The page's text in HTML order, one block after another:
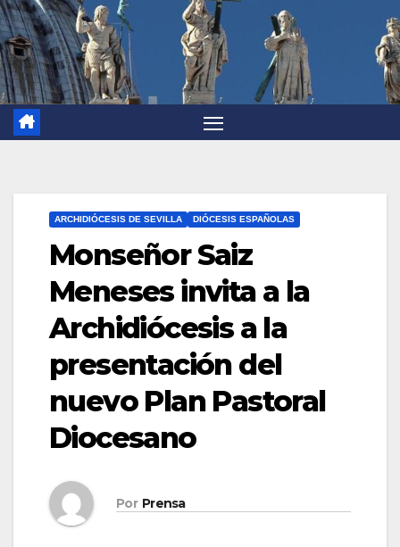
ARCHIDIÓCESIS DE SEVILLA DIÓCESIS ESPAÑOLAS
Monseñor Saiz
Meneses invita a la
Archidiócesis a la
presentación del
nuevo Plan Pastoral
Diocesano
Por Prensa